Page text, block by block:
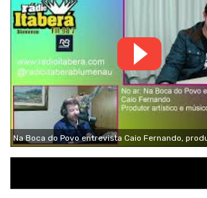
Na Boca do Povo entrevista Caio Fernando,